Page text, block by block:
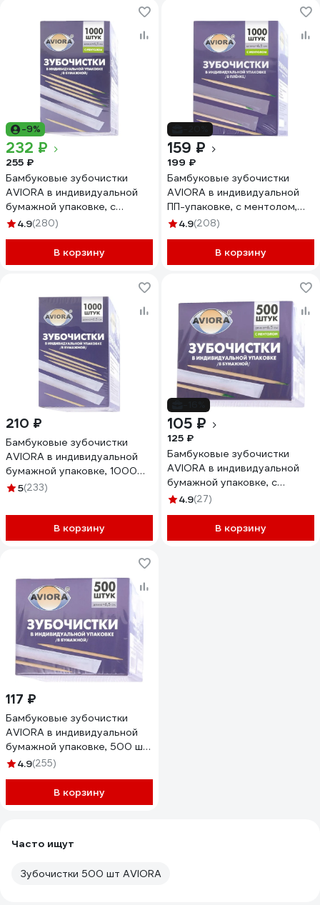
-9%
232 ₽
255 ₽
Бамбуковые зубочистки
AVIORA в индивидуальной
бумажной упаковке, с
ментолом, 1000 шт в
4.9(280)
В корзину
159 ₽
199 ₽
Бамбуковые зубочистки
AVIORA в индивидуальной
ПП-упаковке, с ментолом,
1000 шт в картонной
4.9(208)
В корзину
210 ₽
Бамбуковые зубочистки
AVIORA в индивидуальной
бумажной упаковке, 1000
шт в картонной коробке
5(233)
В корзину
105 ₽
125 ₽
Бамбуковые зубочистки
AVIORA в индивидуальной
бумажной упаковке, с
ментолом, 500 шт в
4.9(27)
В корзину
117 ₽
Бамбуковые зубочистки
AVIORA в индивидуальной
бумажной упаковке, 500 шт
в картонной коробке 401-
4.9(255)
В корзину
Часто ищут
Зубочистки 500 шт AVIORA